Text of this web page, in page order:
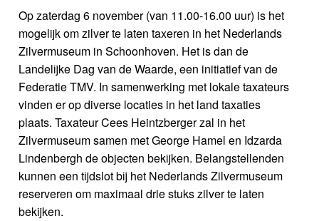
Op zaterdag 6 november (van 11.00-16.00 uur) is het
mogelijk om zilver te laten taxeren in het Nederlands
Zilvermuseum in Schoonhoven. Het is dan de
Landelijke Dag van de Waarde, een initiatief van de
Federatie TMV. In samenwerking met lokale taxateurs
vinden er op diverse locaties in het land taxaties
plaats. Taxateur Cees Heintzberger zal in het
Zilvermuseum samen met George Hamel en Idzarda
Lindenbergh de objecten bekijken. Belangstellenden
kunnen een tijdslot bij het Nederlands Zilvermuseum
reserveren om maximaal drie stuks zilver te laten
bekijken.